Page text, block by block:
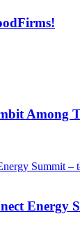
Among
Energy